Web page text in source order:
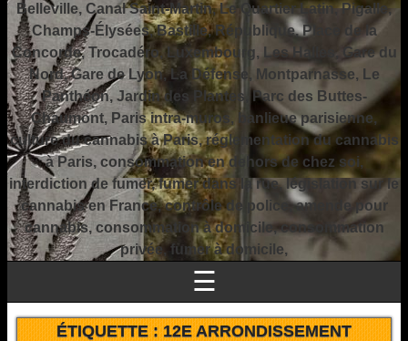
Belleville, Canal Saint-Martin, Le Quartier Latin, Pigalle,
Champs-Élysées, Bastille, République, Place de la
Concorde, Trocadéro, Luxembourg, Les Halles, Gare du
Nord, Gare de Lyon, La Défense, Montparnasse, Le
Panthéon, Jardin des Plantes, Parc des Buttes-
Chaumont, Paris intra-muros, banlieue parisienne,
culture du cannabis à Paris, réglementation du cannabis
à Paris, consommation en dehors de chez soi,
interdiction de fumer, fumer dans la rue, législation sur le
cannabis en France, contrôle de police, amende pour
cannabis, consommation à domicile, consommation
privée, fumer à domicile,
☰
ÉTIQUETTE :12E ARRONDISSEMENT